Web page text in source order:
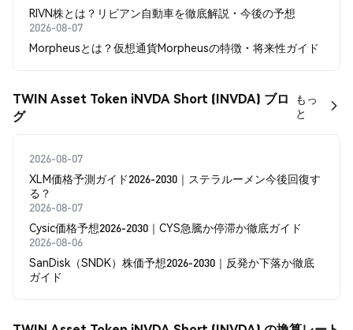
RIVN株とは？リビアン自動車を徹底解説・今後の予想
2026-08-07
Morpheusとは？仮想通貨Morpheusの特徴・将来性ガイド
TWIN Asset Token iNVDA Short (INVDA) ブロ
グ
もっ
と
2026-08-07
XLM価格予測ガイド2026-2030｜ステラルーメン今後回復す
る？
2026-08-07
Cysic価格予想2026-2030｜CYS急騰か停滞か徹底ガイド
2026-08-06
SanDisk（SNDK）株価予想2026-2030｜反発か下落か徹底
ガイド